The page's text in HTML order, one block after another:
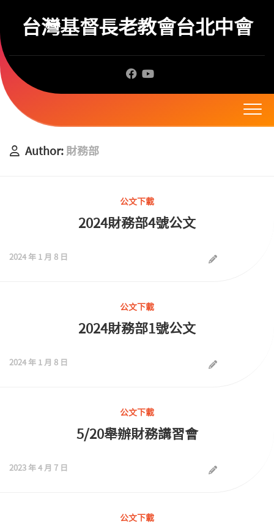
content台灣基督長老教會台北中會
Author: 財務部
公文下載
2024財務部4號公文
2024 年 1 月 8 日
公文下載
2024財務部1號公文
2024 年 1 月 8 日
公文下載
5/20舉辦財務講習會
2023 年 4 月 7 日
公文下載